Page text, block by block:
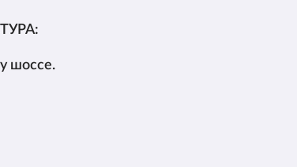
шоссе.